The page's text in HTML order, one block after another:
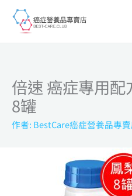
倍速 癌症專用
8罐
作者: BestCare癌症營養品專